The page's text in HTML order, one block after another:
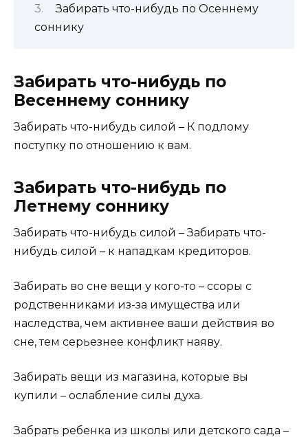
Забирать что-нибудь по Осеннему
соннику
Забирать что-нибудь по
Весеннему соннику
Забирать что-нибудь силой – К подлому
поступку по отношению к вам.
Забирать что-нибудь по
Летнему соннику
Забирать что-нибудь силой – Забирать что-
нибудь силой – к нападкам кредиторов.
Забирать во сне вещи у кого-то – ссоры с
родственниками из-за имущества или
наследства, чем активнее ваши действия во
сне, тем серьезнее конфликт наяву.
Забирать вещи из магазина, которые вы
купили – ослабление силы духа.
Забрать ребенка из школы или детского сада –